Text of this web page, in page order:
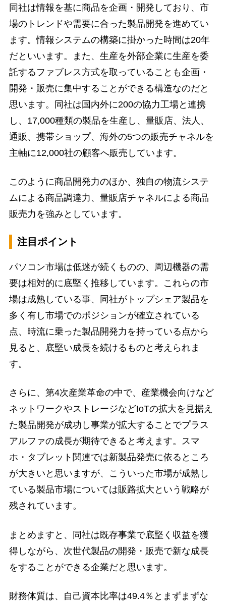
同社は情報を基に商品を企画・開発しており、市
場のトレンドや需要に合った製品開発を進めてい
ます。情報システムの構築に掛かった時間は20年
だといいます。また、生産を外部企業に生産を委
託するファブレス方式を取っていることも企画・
開発・販売に集中することができる構造なのだと
思います。同社は国内外に200の協力工場と連携
し、17,000種類の製品を生産し、量販店、法人、
通販、携帯ショップ、海外の5つの販売チャネルを
主軸に12,000社の顧客へ販売しています。
このように商品開発力のほか、独自の物流システ
ムによる商品調達力、量販店チャネルによる商品
販売力を強みとしています。
注目ポイント
パソコン市場は低迷が続くものの、周辺機器の需
要は相対的に底堅く推移しています。これらの市
場は成熟している事、同社がトップシェア製品を
多く有し市場でのポジションが確立されている
点、時流に乗った製品開発力を持っている点から
見ると、底堅い成長を続けるものと考えられま
す。
さらに、第4次産業革命の中で、産業機会向けなど
ネットワークやストレージなどIoTの拡大を見据え
た製品開発が成功し事業が拡大することでプラス
アルファの成長が期待できると考えます。スマ
ホ・タブレット関連では新製品発売に依るところ
が大きいと思いますが、こういった市場が成熟し
ている製品市場については販路拡大という戦略が
残されています。
まとめますと、同社は既存事業で底堅く収益を獲
得しながら、次世代製品の開発・販売で新な成長
をすることができる企業だと思います。
財務体質は、自己資本比率は49.4％とまずまずな